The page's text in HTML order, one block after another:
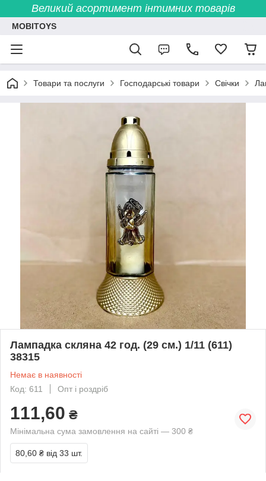
Великий асортимент інтимних товарів
MOBITOYS
Товари та послуги Господарські товари Свічки
Лампадка скляна 42 год. (29 см.) 1/11 (611)
38315
Немає в наявності
Код: 611
Опт і роздріб
111,60 ₴
Мінімальна сума замовлення на сайті — 300 ₴
80,60 ₴ від 33 шт.